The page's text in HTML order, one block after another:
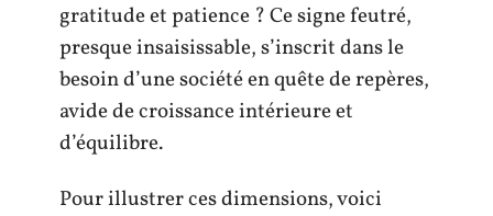
gratitude et patience ? Ce signe feutré,
presque insaisissable, s’inscrit dans le
besoin d’une société en quête de repères,
avide de croissance intérieure et
d’équilibre.
Pour illustrer ces dimensions, voici